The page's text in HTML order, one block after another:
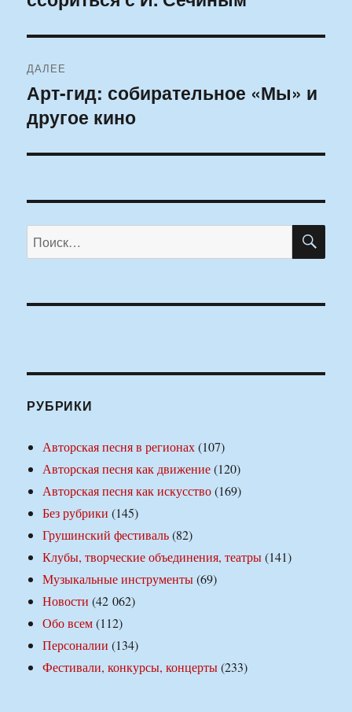
ДАЛЕЕ
Следующая
запись:
Арт-гид: собирательное «Мы» и
другое кино
Искать:
РУБРИКИ
Авторская песня в регионах(107)
Авторская песня как движение(120)
Авторская песня как искусство(169)
Без рубрики (145)
Грушинский фестиваль(82)
Клубы, творческие объединения, театры(141)
Музыкальные инструменты(69)
Новости (42 062)
Обо всем(112)
Персоналии (134)
Фестивали, конкурсы, концерты(233)